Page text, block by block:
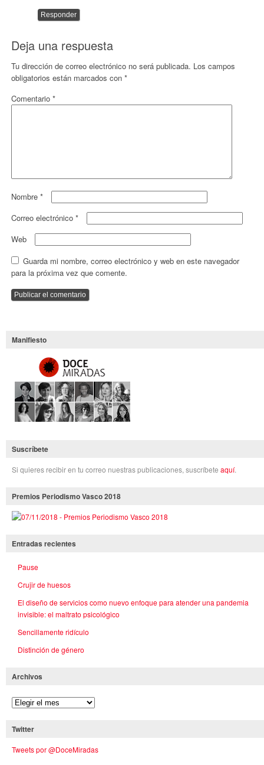
Responder
Deja una respuesta
Tu dirección de correo electrónico no será publicada. Los campos
obligatorios están marcados con *
Comentario *
Nombre *
Correo electrónico *
Web
Guarda mi nombre, correo electrónico y web en este navegador
para la próxima vez que comente.
Manifiesto
Suscríbete
Si quieres recibir en tu correo nuestras publicaciones, suscríbete aquí.
Premios Periodismo Vasco 2018
Entradas recientes
Pause
Crujir de huesos
El diseño de servicios como nuevo enfoque para atender una pandemia
invisible: el maltrato psicológico
Sencillamente ridículo
Distinción de género
Archivos
Twitter
Tweets por @DoceMiradas